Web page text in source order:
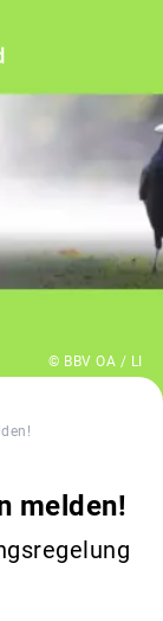
© BBV OA / LI
melden!